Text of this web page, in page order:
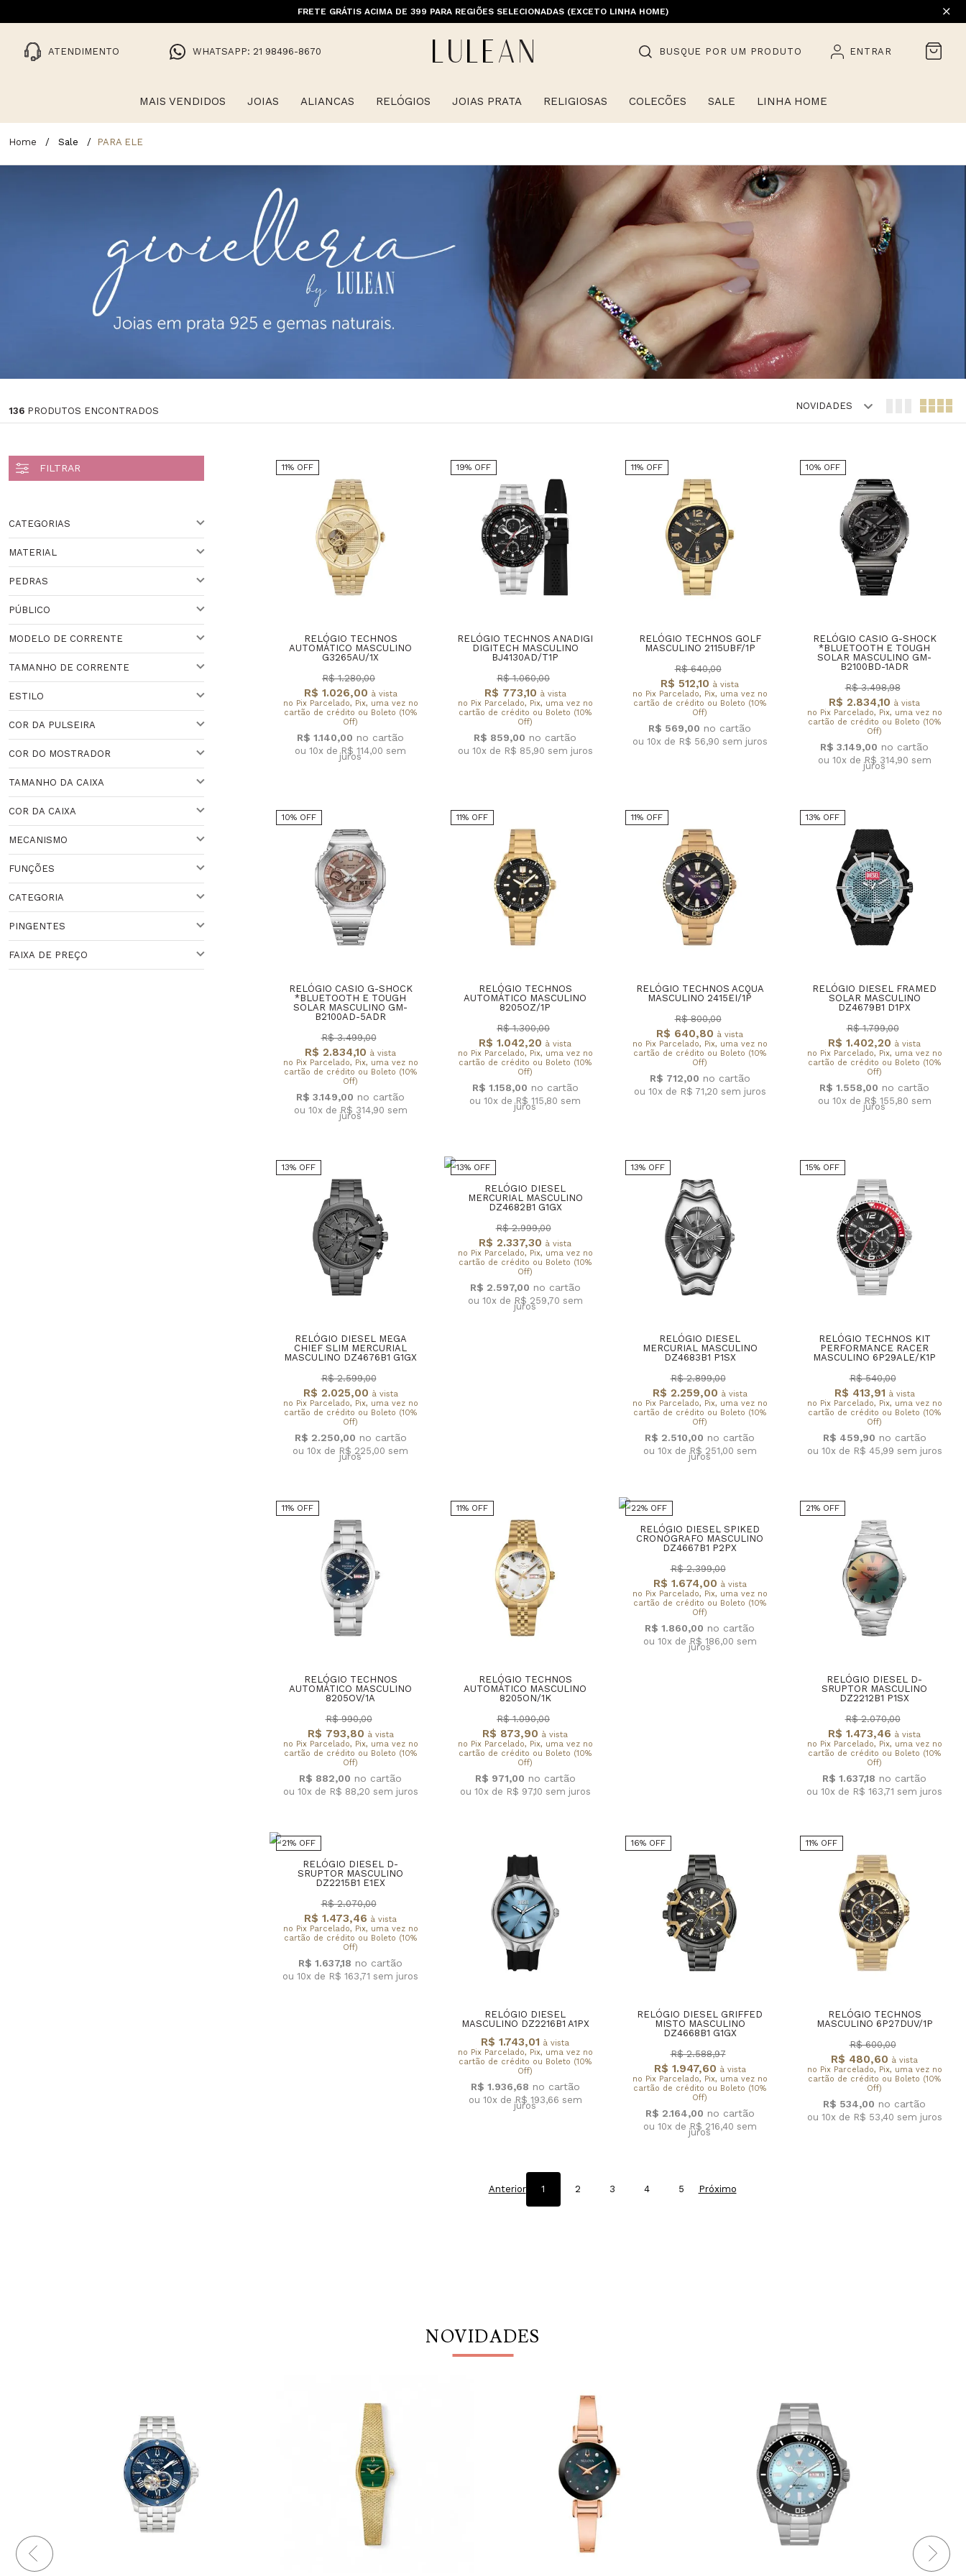
FRETE GRÁTIS ACIMA DE 399 PARA REGIÕES SELECIONADAS (EXCETO LINHA HOME)
10% OFF NA 1ª COMPRA COM CUPOM PRIMEIRACOMPRA (EXCETO OFERTAS, ALIANÇAS, RELÓGIOS E ITENS EM PROMOÇÃO) | 1ª TROCA GRÁTIS
ATENDIMENTO WHATSAPP: 21 98496-8670 BUSQUE POR UM PRODUTO ENTRAR
MAIS VENDIDOS JOIAS ALIANCAS RELÓGIOS JOIAS PRATA RELIGIOSAS COLECÕES SALE LINHA HOME
Sale PARA ELE
136 PRODUTOS ENCONTRADOS NOVIDADES
CATEGORIAS
MATERIAL
PEDRAS
PÚBLICO
MODELO DE CORRENTE
TAMANHO DE CORRENTE
ESTILO
COR DA PULSEIRA
BRANCO
COR DO MOSTRADOR
DOURADO
TAMANHO DA CAIXA
41 A 44 MM
COR DA CAIXA
DOURADA
MECANISMO
AUTOMÁTICO
FUNÇÕES
HORA MNUDI
CATEGORIA
PINGENTES
PROTEÇÃO E FÉ
FAIXA DE PREÇO
11% OFF
RELÓGIO TECHNOS
AUTOMÁTICO MASCULINO
G3265AU/1X
R$ 1.026,00 à vista
no Pix Parcelado, Pix, uma vez no
cartão de crédito ou Boleto (10%
Off)
R$ 1.280,00
R$ 1.140,00
ou 10x de R$ 114,00 sem
juros
19% OFF
RELÓGIO TECHNOS ANADIGI
DIGITECH MASCULINO
BJ4130AD/T1P
R$ 773,10 à vista
no Pix Parcelado, Pix, uma vez no
cartão de crédito ou Boleto (10%
Off)
R$ 1.060,00
R$ 859,00
ou 10x de R$ 85,90 sem juros
11% OFF
RELÓGIO TECHNOS GOLF
MASCULINO 2115UBF/1P
R$ 512,10 à vista
no Pix Parcelado, Pix, uma vez no
cartão de crédito ou Boleto (10%
Off)
R$ 640,00
R$ 569,00
ou 10x de R$ 56,90 sem juros
10% OFF
RELÓGIO CASIO G-SHOCK
*BLUETOOTH E TOUGH
SOLAR MASCULINO GM-
B2100BD-1ADR
R$ 2.834,10 à vista
no Pix Parcelado, Pix, uma vez no
cartão de crédito ou Boleto (10%
Off)
R$ 3.498,98
R$ 3.149,00
ou 10x de R$ 314,90 sem
juros
10% OFF
RELÓGIO CASIO G-SHOCK
*BLUETOOTH E TOUGH
SOLAR MASCULINO GM-
B2100AD-5ADR
R$ 2.834,10 à vista
no Pix Parcelado, Pix, uma vez no
cartão de crédito ou Boleto (10%
Off)
R$ 3.499,00
R$ 3.149,00
ou 10x de R$ 314,90 sem
juros
11% OFF
RELÓGIO TECHNOS
AUTOMÁTICO MASCULINO
8205OZ/1P
R$ 1.042,20 à vista
no Pix Parcelado, Pix, uma vez no
cartão de crédito ou Boleto (10%
Off)
R$ 1.300,00
R$ 1.158,00
ou 10x de R$ 115,80 sem
juros
11% OFF
RELÓGIO TECHNOS ACQUA
MASCULINO 2415EI/1P
R$ 640,80 à vista
no Pix Parcelado, Pix, uma vez no
cartão de crédito ou Boleto (10%
Off)
R$ 800,00
R$ 712,00
ou 10x de R$ 71,20 sem juros
13% OFF
RELÓGIO DIESEL FRAMED
SOLAR MASCULINO
DZ4679B1 D1PX
R$ 1.402,20 à vista
no Pix Parcelado, Pix, uma vez no
cartão de crédito ou Boleto (10%
Off)
R$ 1.799,00
R$ 1.558,00
ou 10x de R$ 155,80 sem
juros
13% OFF
RELÓGIO DIESEL MEGA
CHIEF SLIM MERCURIAL
MASCULINO DZ4676B1 G1GX
R$ 2.025,00 à vista
no Pix Parcelado, Pix, uma vez no
cartão de crédito ou Boleto (10%
Off)
R$ 2.599,00
R$ 2.250,00
ou 10x de R$ 225,00 sem
juros
13% OFF
RELÓGIO DIESEL
MERCURIAL MASCULINO
DZ4682B1 G1GX
R$ 2.337,30 à vista
no Pix Parcelado, Pix, uma vez no
cartão de crédito ou Boleto (10%
Off)
R$ 2.999,00
R$ 2.597,00
ou 10x de R$ 259,70 sem
juros
13% OFF
RELÓGIO DIESEL
MERCURIAL MASCULINO
DZ4683B1 P1SX
R$ 2.259,00 à vista
no Pix Parcelado, Pix, uma vez no
cartão de crédito ou Boleto (10%
Off)
R$ 2.899,00
R$ 2.510,00
ou 10x de R$ 251,00 sem
juros
15% OFF
RELÓGIO TECHNOS KIT
PERFORMANCE RACER
MASCULINO 6P29ALE/K1P
R$ 413,91 à vista
no Pix Parcelado, Pix, uma vez no
cartão de crédito ou Boleto (10%
Off)
R$ 540,00
R$ 459,90
ou 10x de R$ 45,99 sem juros
11% OFF
RELÓGIO TECHNOS
AUTOMÁTICO MASCULINO
8205OV/1A
R$ 793,80 à vista
no Pix Parcelado, Pix, uma vez no
cartão de crédito ou Boleto (10%
Off)
R$ 990,00
R$ 882,00
ou 10x de R$ 88,20 sem juros
11% OFF
RELÓGIO TECHNOS
AUTOMÁTICO MASCULINO
8205ON/1K
R$ 873,90 à vista
no Pix Parcelado, Pix, uma vez no
cartão de crédito ou Boleto (10%
Off)
R$ 1.090,00
R$ 971,00
ou 10x de R$ 97,10 sem juros
22% OFF
RELÓGIO DIESEL SPIKED
CRONÓGRAFO MASCULINO
DZ4667B1 P2PX
R$ 1.674,00 à vista
no Pix Parcelado, Pix, uma vez no
cartão de crédito ou Boleto (10%
Off)
R$ 2.399,00
R$ 1.860,00
ou 10x de R$ 186,00 sem
juros
21% OFF
RELÓGIO DIESEL D-
SRUPTOR MASCULINO
DZ2212B1 P1SX
R$ 1.473,46 à vista
no Pix Parcelado, Pix, uma vez no
cartão de crédito ou Boleto (10%
Off)
R$ 2.070,00
R$ 1.637,18
ou 10x de R$ 163,71 sem juros
21% OFF
RELÓGIO DIESEL D-
SRUPTOR MASCULINO
DZ2215B1 E1EX
R$ 1.473,46 à vista
no Pix Parcelado, Pix, uma vez no
cartão de crédito ou Boleto (10%
Off)
R$ 2.070,00
R$ 1.637,18
ou 10x de R$ 163,71 sem juros
RELÓGIO DIESEL
MASCULINO DZ2216B1 A1PX
R$ 1.743,01 à vista
no Pix Parcelado, Pix, uma vez no
cartão de crédito ou Boleto (10%
Off)
R$ 1.936,68
ou 10x de R$ 193,66 sem
juros
16% OFF
RELÓGIO DIESEL GRIFFED
MISTO MASCULINO
DZ4668B1 G1GX
R$ 1.947,60 à vista
no Pix Parcelado, Pix, uma vez no
cartão de crédito ou Boleto (10%
Off)
R$ 2.588,97
R$ 2.164,00
ou 10x de R$ 216,40 sem
juros
11% OFF
RELÓGIO TECHNOS
MASCULINO 6P27DUV/1P
R$ 480,60 à vista
no Pix Parcelado, Pix, uma vez no
cartão de crédito ou Boleto (10%
Off)
R$ 600,00
R$ 534,00
ou 10x de R$ 53,40 sem juros
Anterior 1 2 3 4 5 Próximo
NOVIDADES